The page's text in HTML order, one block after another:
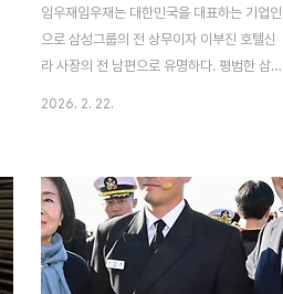
임우재임우재는 대한민국을 대표하는 기업인
으로 삼성그룹의 전 상무이자 이부진 호텔신
라 사장의 전 남편으로 유명하다. 평범한 삼
룹과 인연을 끊었다. 2026년 현재 그는 위계
공무집행방해 등의 혐의로 징역형을 받은 사
실이 SBS 그것이 알고 싶다를 통해 간접적으
로 드러나며 논란의 중심에 섰다. 방송에서
2026. 2. 22.